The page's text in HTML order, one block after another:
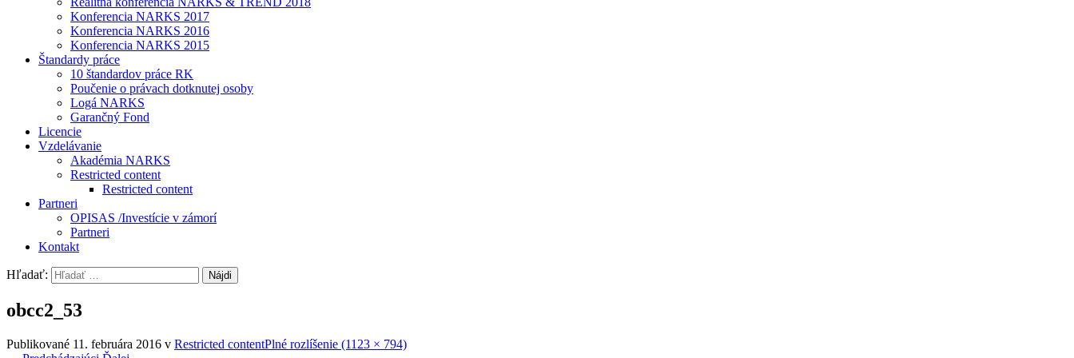
Konferencia NARKS 2017
Konferencia NARKS 2016
Konferencia NARKS 2015
Štandardy práce
10 štandardov práce RK
Poučenie o právach dotknutej osoby
Logá NARKS
Garančný Fond
Licencie
Vzdelávanie
Akadémia NARKS
Restricted content
Restricted content
Partneri
OPISAS /Investície v zámorí
Partneri
Kontakt
Hľadať:
obcc2_53
Publikované 11. februára 2016 v Restricted contentPlné rozlíšenie (1123 × 794)